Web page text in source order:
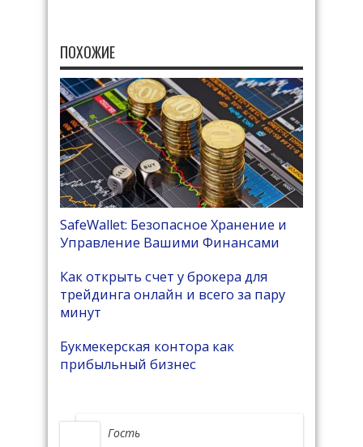
ПОХОЖИЕ
SafeWallet: Безопасное Хранение и
Управление Вашими Финансами
Как открыть счет у брокера для
трейдинга онлайн и всего за пару
минут
Букмекерская контора как
прибыльный бизнес
Гость